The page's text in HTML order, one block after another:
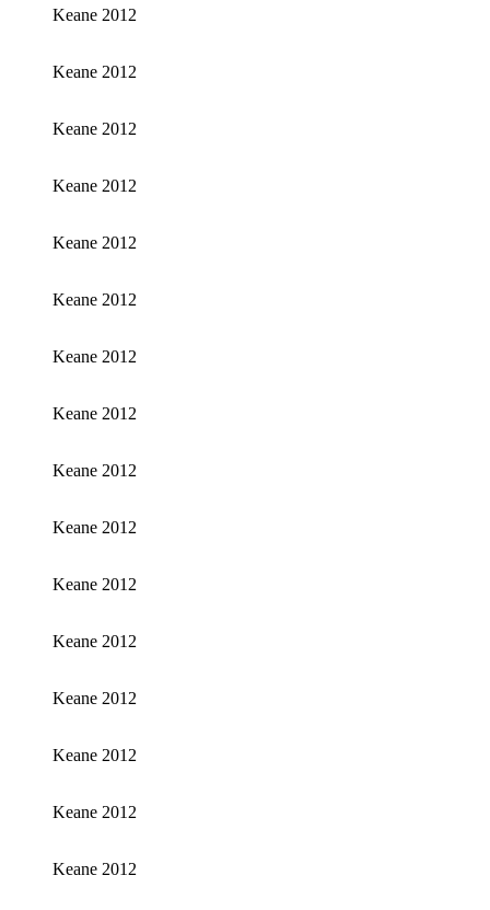
Keane 2012
Keane 2012
Keane 2012
Keane 2012
Keane 2012
Keane 2012
Keane 2012
Keane 2012
Keane 2012
Keane 2012
Keane 2012
Keane 2012
Keane 2012
Keane 2012
Keane 2012
Keane 2012